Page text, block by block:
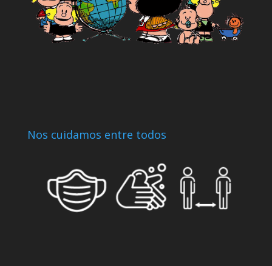
Nos cuidamos entre todos